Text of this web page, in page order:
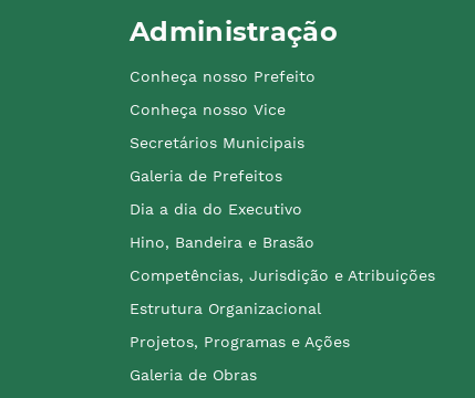
Administração
Conheça nosso Prefeito
Conheça nosso Vice
Secretários Municipais
Galeria de Prefeitos
Dia a dia do Executivo
Hino, Bandeira e Brasão
Competências, Jurisdição e Atribuições
Estrutura Organizacional
Projetos, Programas e Ações
Galeria de Obras